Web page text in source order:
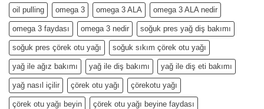
oil pulling omega 3 omega 3 ALA omega 3 ALA nedir
omega 3 faydası omega 3 nedir soğuk pres yağ diş bakımı
soğuk pres çörek otu yağı soğuk sıkım çörek otu yağı
yağ ile ağız bakımı yağ ile diş bakımı yağ ile diş eti bakımı
yağ nasıl içilir çörek otu yağı çörekotu yağı
çörek otu yağı beyin çörek otu yağı beyine faydası